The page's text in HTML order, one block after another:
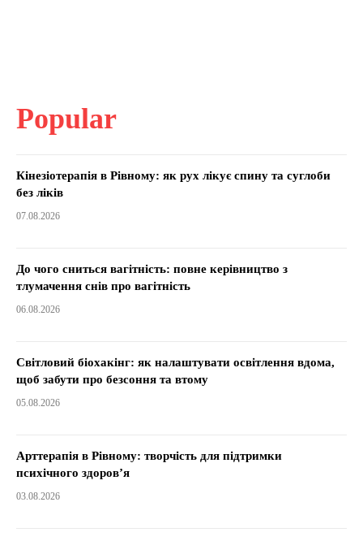
Popular
Кінезіотерапія в Рівному: як рух лікує спину та суглоби
без ліків
07.08.2026
До чого сниться вагітність: повне керівництво з
тлумачення снів про вагітність
06.08.2026
Світловий біохакінг: як налаштувати освітлення вдома,
щоб забути про безсоння та втому
05.08.2026
Арттерапія в Рівному: творчість для підтримки
психічного здоров’я
03.08.2026